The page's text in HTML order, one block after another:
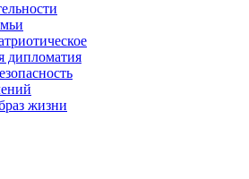
дипломатия
жизни